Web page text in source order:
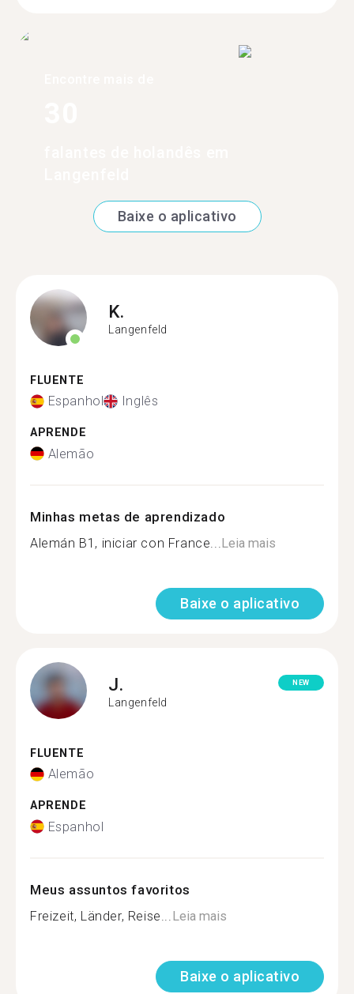
Baixe o aplicativo
K.
Langenfeld
FLUENTE
Espanhol Inglês
APRENDE
Alemão
Minhas metas de aprendizado
Alemán B1, iniciar con France... Leia mais
Baixe o aplicativo
J.
Langenfeld
NEW
FLUENTE
Alemão
APRENDE
Espanhol
Meus assuntos favoritos
Freizeit, Länder, Reise... Leia mais
Baixe o aplicativo